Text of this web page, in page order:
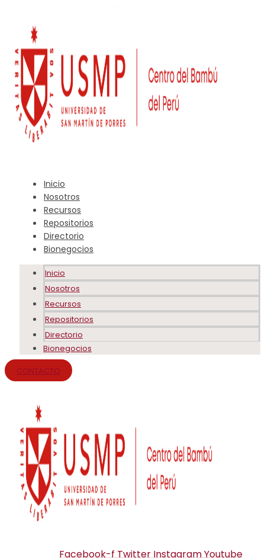
Inicio
Nosotros
Recursos
Repositorios
Directorio
Bionegocios
Inicio
Nosotros
Recursos
Repositorios
Directorio
Bionegocios
CONTACTO
Facebook-f Twitter InstagramYoutube